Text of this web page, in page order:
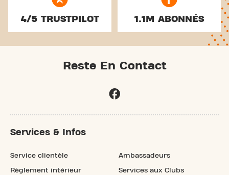
4/5 TRUSTPILOT 1.1M ABONNÉS
Reste En Contact
Services & Infos
Service clientèle
Règlement intérieur
Ambassadeurs
Services aux Clubs